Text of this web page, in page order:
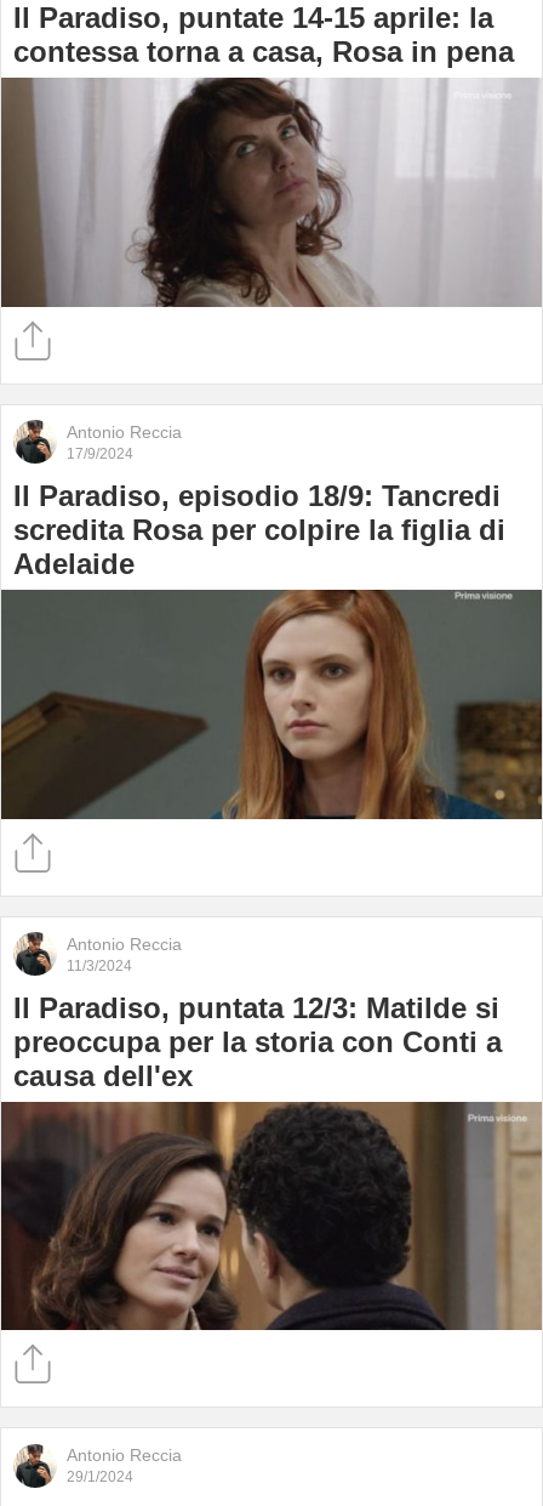
Il Paradiso, puntate 14-15 aprile: la
contessa torna a casa, Rosa in pena
Antonio Reccia
17/9/2024
Il Paradiso, episodio 18/9: Tancredi
scredita Rosa per colpire la figlia di
Adelaide
Antonio Reccia
11/3/2024
Il Paradiso, puntata 12/3: Matilde si
preoccupa per la storia con Conti a
causa dell'ex
Antonio Reccia
29/1/2024